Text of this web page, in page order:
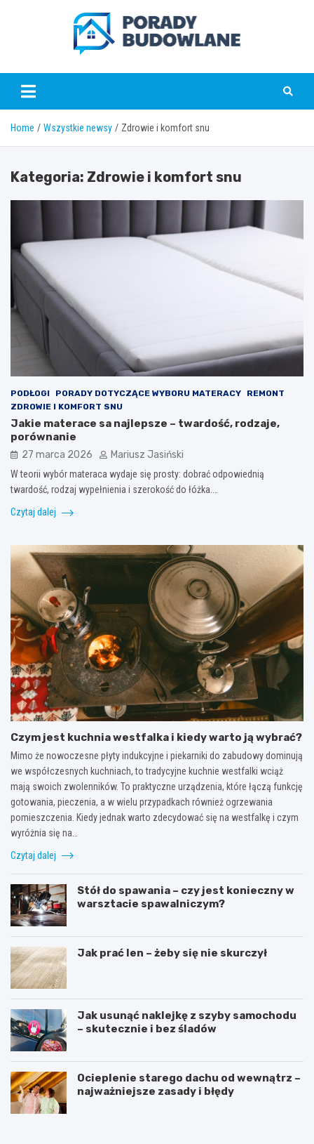
poradybudowlane.pl
Home Wszystkie newsy Zdrowie i komfort snu
Kategoria: Zdrowie i komfort snu
PODŁOGI PORADY DOTYCZĄCE WYBORU MATERACY
REMONT
ZDROWIE I KOMFORT SNU
Jakie materace sa najlepsze – twardość, rodzaje,
porównanie
27 marca 2026 Mariusz Jasiński
W teorii wybór materaca wydaje się prosty: dobrać odpowiednią
twardość, rodzaj wypełnienia i szerokość do łóżka.…
Czytaj dalej
Czym jest kuchnia westfalka i kiedy warto ją wybrać?
Mimo że nowoczesne płyty indukcyjne i piekarniki do zabudowy dominują
we współczesnych kuchniach, to tradycyjne kuchnie westfalki wciąż
mają swoich zwolenników. To praktyczne urządzenia, które łączą funkcję
gotowania, pieczenia, a w wielu przypadkach również ogrzewania
pomieszczenia. Kiedy jednak warto zdecydować się na westfalkę i czym
wyróżnia się na…
Czytaj dalej
Stół do spawania – czy jest konieczny w
warsztacie spawalniczym?
Jak prać len – żeby się nie skurczył
Jak usunąć naklejkę z szyby samochodu
– skutecznie i bez śladów
Ocieplenie starego dachu od wewnątrz –
najważniejsze zasady i błędy